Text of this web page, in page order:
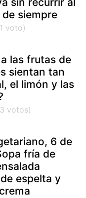
siempre
las frutas de
sientan tan
el limón y las
6 de
fría de
espelta y